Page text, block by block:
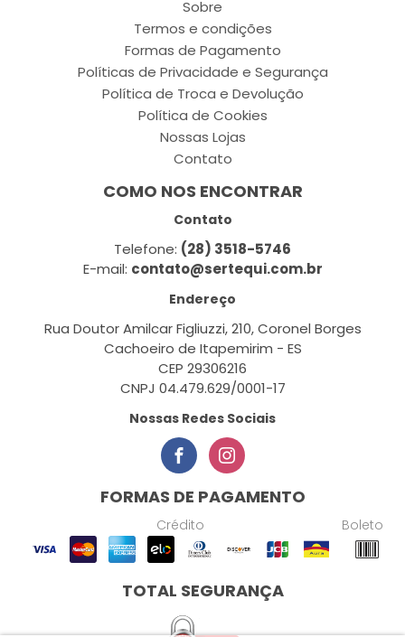
Sobre
Termos e condições
Formas de Pagamento
Políticas de Privacidade e Segurança
Política de Troca e Devolução
Política de Cookies
Nossas Lojas
Contato
COMO NOS ENCONTRAR
Contato
Telefone: (28) 3518-5746
E-mail: contato@sertequi.com.br
Endereço
Rua Doutor Amilcar Figliuzzi, 210, Coronel Borges
Cachoeiro de Itapemirim - ES
CEP 29306216
CNPJ 04.479.629/0001-17
Nossas Redes Sociais
FORMAS DE PAGAMENTO
Crédito Boleto
TOTAL SEGURANÇA